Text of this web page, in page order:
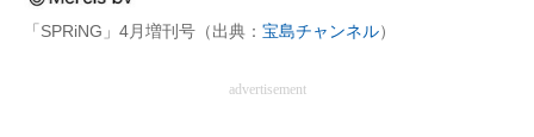
「SPRiNG」4月増刊号（出典： 宝島チャンネル）
advertisement